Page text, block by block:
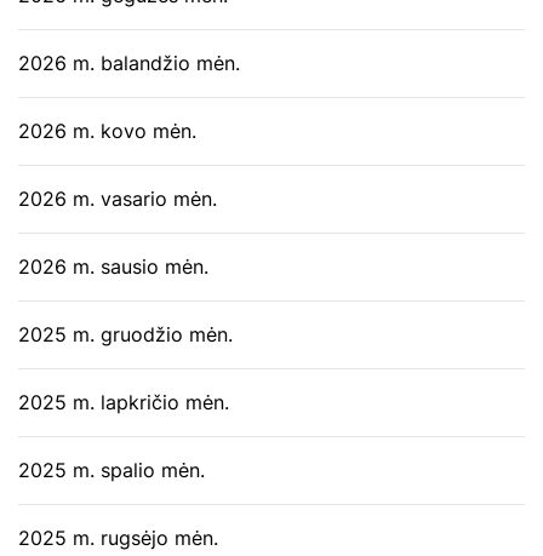
2026 m. balandžio mėn.
2026 m. kovo mėn.
2026 m. vasario mėn.
2026 m. sausio mėn.
2025 m. gruodžio mėn.
2025 m. lapkričio mėn.
2025 m. spalio mėn.
2025 m. rugsėjo mėn.